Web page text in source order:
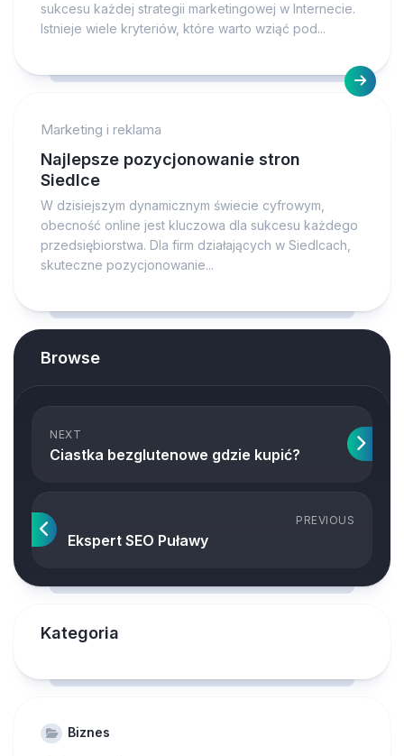
sukcesu każdej strategii marketingowej w Internecie.
Istnieje wiele kryteriów, które warto wziąć pod...
Marketing i reklama
Najlepsze pozycjonowanie stron
Siedlce
W dzisiejszym dynamicznym świecie cyfrowym,
obecność online jest kluczowa dla sukcesu każdego
przedsiębiorstwa. Dla firm działających w Siedlcach,
skuteczne pozycjonowanie...
Browse
NEXT
Ciastka bezglutenowe gdzie kupić?
PREVIOUS
Ekspert SEO Puławy
Kategoria
Biznes